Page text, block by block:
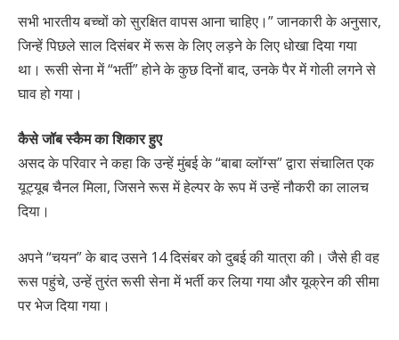
सभी भारतीय बच्चों को सुरक्षित वापस आना चाहिए।” जानकारी के अनुसार,
जिन्हें पिछले साल दिसंबर में रूस के लिए लड़ने के लिए धोखा दिया गया
था। रूसी सेना में “भर्ती” होने के कुछ दिनों बाद, उनके पैर में गोली लगने से
घाव हो गया।
कैसे जॉब स्कैम का शिकार हुए
असद के परिवार ने कहा कि उन्हें मुंबई के “बाबा व्लॉग्स” द्वारा संचालित एक
यूट्यूब चैनल मिला, जिसने रूस में हेल्पर के रूप में उन्हें नौकरी का लालच
दिया।
अपने “चयन” के बाद उसने 14 दिसंबर को दुबई की यात्रा की। जैसे ही वह
रूस पहुंचे, उन्हें तुरंत रूसी सेना में भर्ती कर लिया गया और यूक्रेन की सीमा
पर भेज दिया गया।